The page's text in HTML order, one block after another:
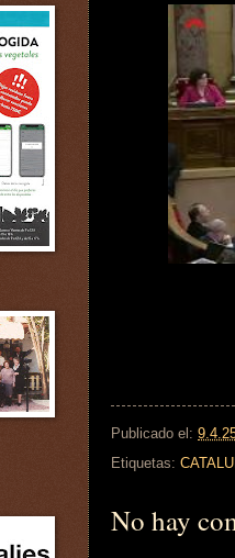
Publicado el:
Etiquetas:
No hay